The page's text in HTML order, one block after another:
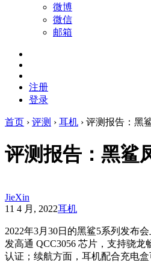
微博
微信
邮箱
注册
登录
首页 › 评测 › 耳机 › 评测报告：黑
评测报告：黑鲨
JieXin
11 4 月, 2022耳机
2022年3月30日的黑鲨5系列发布
发高通 QCC3056 芯片，支持骁
认证； 续航方面，耳机配合充电